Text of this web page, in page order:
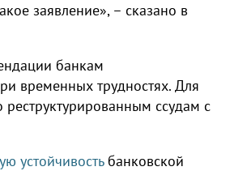
заявление», – сказано в
банкам
временных трудностях. Для
ссудам с
устойчивостьбанковской